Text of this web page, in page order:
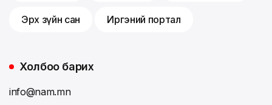
Эрх зүйн сан Иргэний портал
Холбоо барих
info@nam.mn